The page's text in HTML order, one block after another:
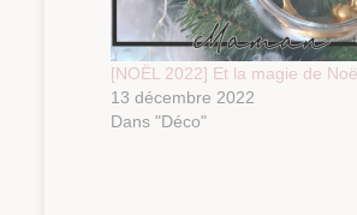
[NOËL 2022] Et la magie de
13 décembre 2022
Dans "Déco"